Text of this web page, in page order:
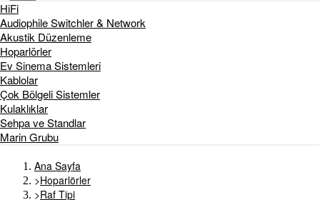
HiFi
Audiophile Switchler & Network
Akustik Düzenleme
Hoparlörler
Ev Sinema Sistemleri
Kablolar
Çok Bölgeli Sistemler
Kulaklıklar
Sehpa ve Standlar
Marin Grubu
Ana Sayfa
>Hoparlörler
>Raf Tipi